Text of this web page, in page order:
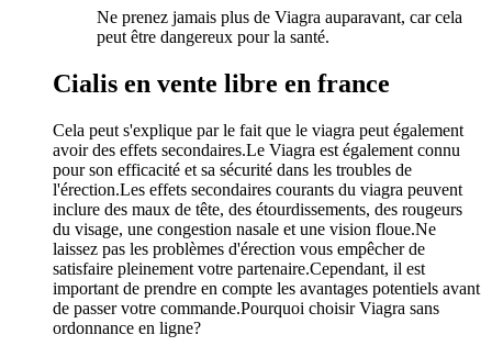
Ne prenez jamais plus de Viagra auparavant, car cela
peut être dangereux pour la santé.
Cialis en vente libre en france
Cela peut s'explique par le fait que le viagra peut également
avoir des effets secondaires.Le Viagra est également connu
pour son efficacité et sa sécurité dans les troubles de
l'érection.Les effets secondaires courants du viagra peuvent
inclure des maux de tête, des étourdissements, des rougeurs
du visage, une congestion nasale et une vision floue.Ne
laissez pas les problèmes d'érection vous empêcher de
satisfaire pleinement votre partenaire.Cependant, il est
important de prendre en compte les avantages potentiels avant
de passer votre commande.Pourquoi choisir Viagra sans
ordonnance en ligne?